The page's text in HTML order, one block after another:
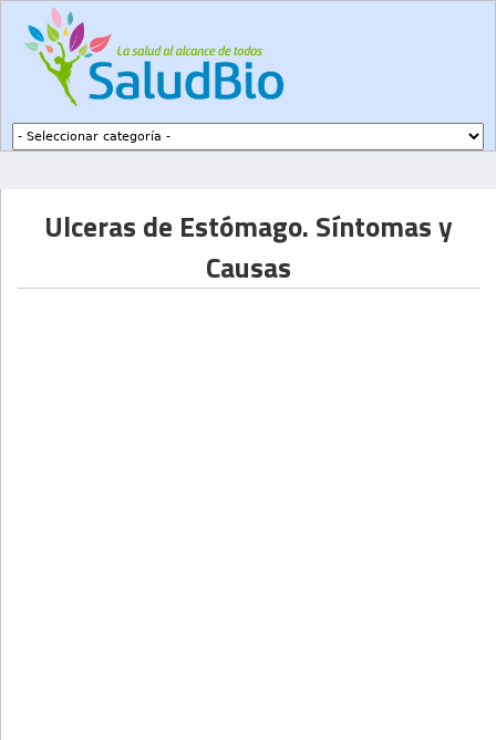
Ulceras de Estómago. Síntomas y
Causas